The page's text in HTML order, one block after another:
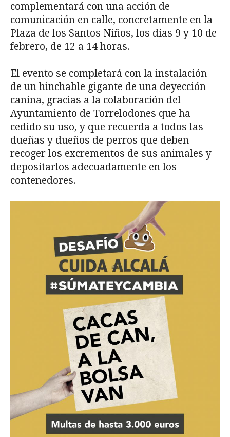
complementará con una acción de
comunicación en calle, concretamente en la
Plaza de los Santos Niños, los días 9 y 10 de
febrero, de 12 a 14 horas.
El evento se completará con la instalación
de un hinchable gigante de una deyección
canina, gracias a la colaboración del
Ayuntamiento de Torrelodones que ha
cedido su uso, y que recuerda a todos las
dueñas y dueños de perros que deben
recoger los excrementos de sus animales y
depositarlos adecuadamente en los
contenedores.